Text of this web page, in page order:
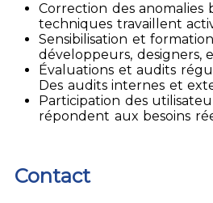
Correction des
techniques travaillent
Sensibilisation et
développeurs, designers,
Évaluations et audits
Des audits internes et
Participation des
répondent aux besoins
Contact